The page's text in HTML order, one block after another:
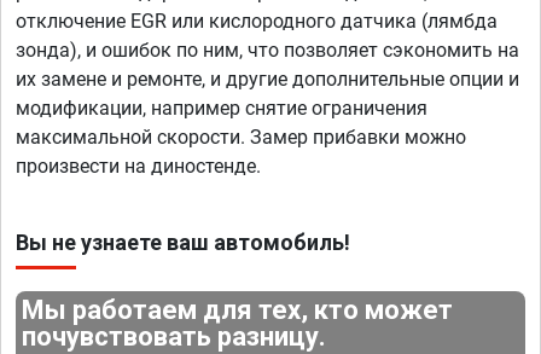
отключение EGR или кислородного датчика (лямбда
зонда), и ошибок по ним, что позволяет сэкономить на
их замене и ремонте, и другие дополнительные опции и
модификации, например снятие ограничения
максимальной скорости. Замер прибавки можно
произвести на диностенде.
Вы не узнаете ваш автомобиль!
Мы работаем для тех, кто может
почувствовать разницу.